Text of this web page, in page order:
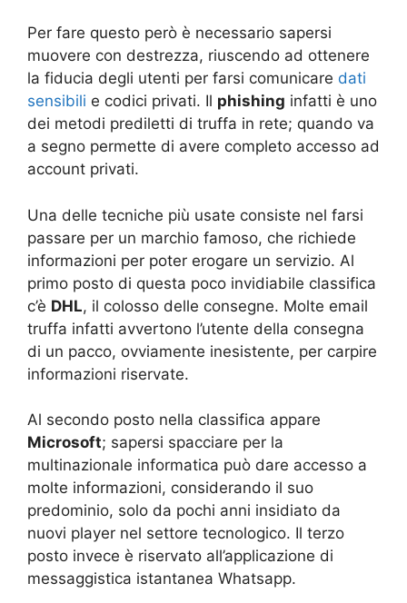
Per fare questo però è necessario sapersi
muovere con destrezza, riuscendo ad ottenere
la fiducia degli utenti per farsi comunicare dati
sensibili e codici privati. Il phishing infatti è uno
dei metodi prediletti di truffa in rete; quando va
a segno permette di avere completo accesso ad
account privati.
Una delle tecniche più usate consiste nel farsi
passare per un marchio famoso, che richiede
informazioni per poter erogare un servizio. Al
primo posto di questa poco invidiabile classifica
c’è DHL, il colosso delle consegne. Molte email
truffa infatti avvertono l’utente della consegna
di un pacco, ovviamente inesistente, per carpire
informazioni riservate.
Al secondo posto nella classifica appare
Microsoft; sapersi spacciare per la
multinazionale informatica può dare accesso a
molte informazioni, considerando il suo
predominio, solo da pochi anni insidiato da
nuovi player nel settore tecnologico. Il terzo
posto invece è riservato all’applicazione di
messaggistica istantanea Whatsapp.